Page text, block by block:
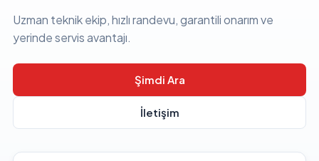
Uzman teknik ekip, hızlı randevu, garantili onarım ve
yerinde servis avantajı.
Şimdi Ara
İletişim